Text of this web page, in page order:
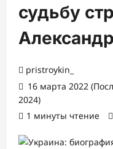
судьбу
pristroykin_
16 марта 2022
2024)
1 минуты чтение